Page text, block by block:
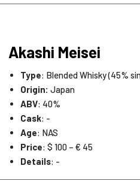
Akashi Meisei
Type: Blended Whisky (45%
Origin:Japan
ABV: 40%
Cask: -
Age: NAS
Price: $ 100 – € 45
Details: -